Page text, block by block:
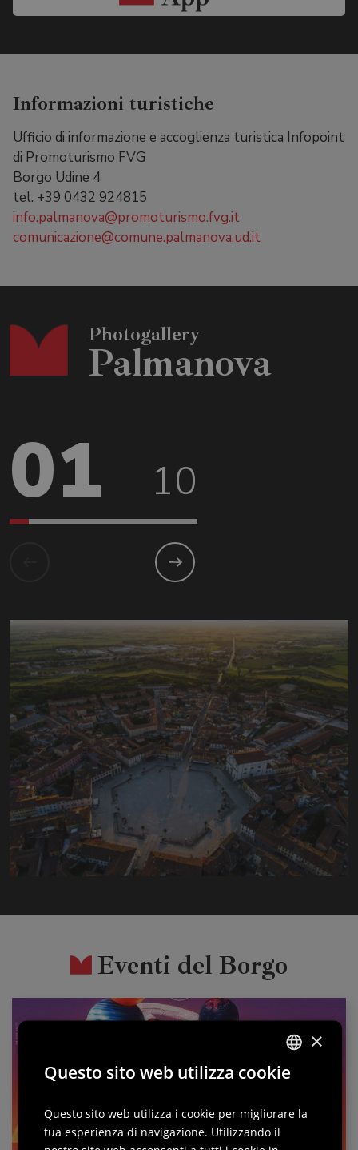
Informazioni turistiche
Ufficio di informazione e accoglienza turistica Infopoint
di Promoturismo FVG
Borgo Udine 4
tel. +39 0432 924815
info.palmanova@promoturismo.fvg.it
comunicazione@comune.palmanova.ud.it
Photogallery
Palmanova
01 10
Eventi del Borgo
ENGLISH
GERMAN
×
Questo sito web utilizza cookie
Questo sito web utilizza i cookie per migliorare la
tua esperienza di navigazione. Utilizzando il